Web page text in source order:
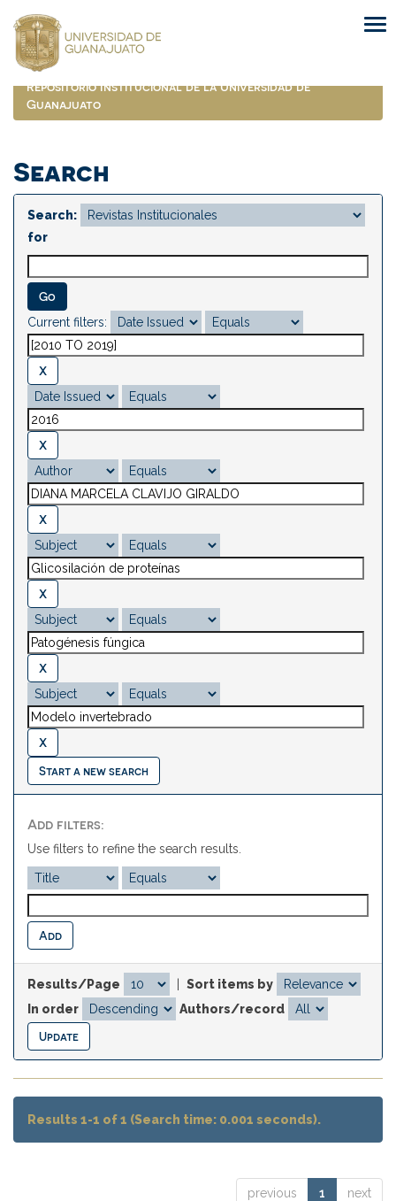
navigation
Repositorio Institucional de la Universidad de
Guanajuato
Search
Search:
for
Current filters:
Start a new search
Add filters:
Use filters to refine the search results.
Results/Page
Sort items by
In order
Authors/record
Results 1-1 of 1 (Search time: 0.001 seconds).
previous 1 next